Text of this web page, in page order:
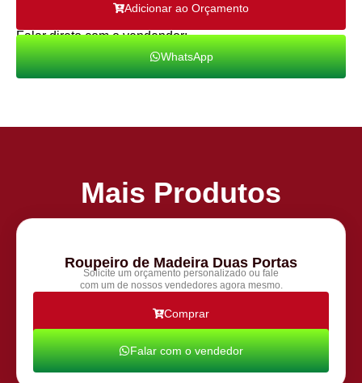
Adicionar ao Orçamento
Falar direto com o vendendor:
WhatsApp
Mais Produtos
Roupeiro de Madeira Duas Portas
Solicite um orçamento personalizado ou fale
com um de nossos vendedores agora mesmo.
Comprar
Falar com o vendedor